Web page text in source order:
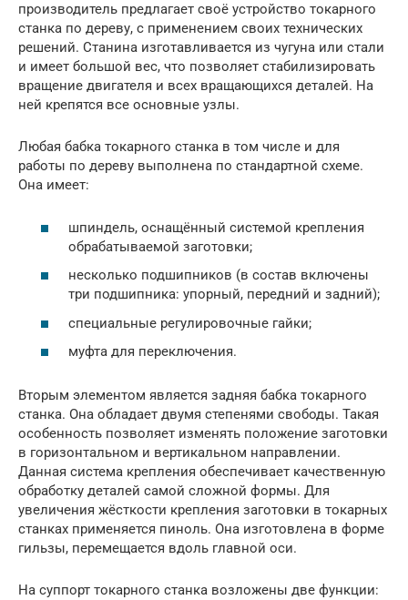
производитель предлагает своё устройство токарного
станка по дереву, с применением своих технических
решений. Станина изготавливается из чугуна или стали
и имеет большой вес, что позволяет стабилизировать
вращение двигателя и всех вращающихся деталей. На
ней крепятся все основные узлы.
Любая бабка токарного станка в том числе и для
работы по дереву выполнена по стандартной схеме.
Она имеет:
шпиндель, оснащённый системой крепления
обрабатываемой заготовки;
несколько подшипников (в состав включены
три подшипника: упорный, передний и задний);
специальные регулировочные гайки;
муфта для переключения.
Вторым элементом является задняя бабка токарного
станка. Она обладает двумя степенями свободы. Такая
особенность позволяет изменять положение заготовки
в горизонтальном и вертикальном направлении.
Данная система крепления обеспечивает качественную
обработку деталей самой сложной формы. Для
увеличения жёсткости крепления заготовки в токарных
станках применяется пиноль. Она изготовлена в форме
гильзы, перемещается вдоль главной оси.
На суппорт токарного станка возложены две функции: